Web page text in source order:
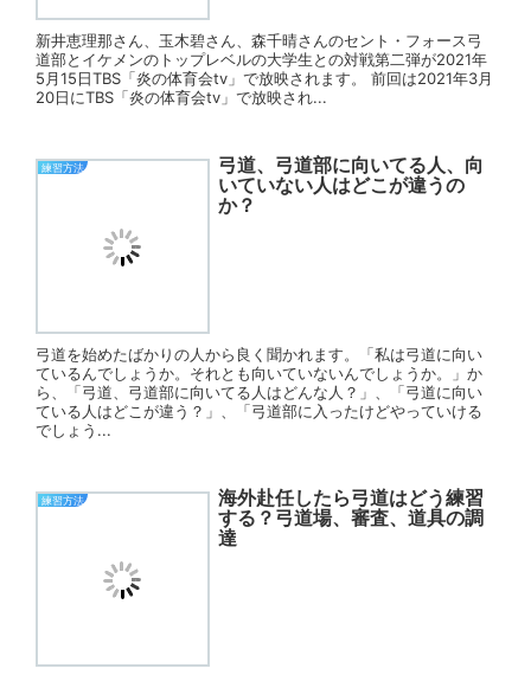
新井恵理那さん、玉木碧さん、森千晴さんのセント・フォース弓
道部とイケメンのトップレベルの大学生との対戦第二弾が2021年
5月15日TBS「炎の体育会tv」で放映されます。 前回は2021年3月
20日にTBS「炎の体育会tv」で放映され...
練習方法
弓道、弓道部に向いてる人、向
いていない人はどこが違うの
か？
弓道を始めたばかりの人から良く聞かれます。「私は弓道に向い
ているんでしょうか。それとも向いていないんでしょうか。」か
ら、「弓道、弓道部に向いてる人はどんな人？」、「弓道に向い
ている人はどこが違う？」、「弓道部に入ったけどやっていける
でしょう...
練習方法
海外赴任したら弓道はどう練習
する？弓道場、審査、道具の調
達